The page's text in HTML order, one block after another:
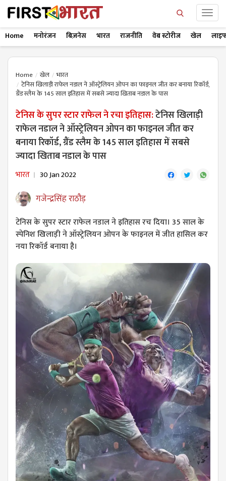
Home मनोरंजन बिज़नेस भारत राजनीति वेब स्टोरीज खेल
Home खेल
भारत
टेनिस खिलाड़ी राफेल नडाल ने ऑस्ट्रेलियन ओपन का फाइनल ​जीत कर बनाया रिकॉर्ड,
ग्रैंड स्लैम के 145 साल इतिहास में सबसे ज्यादा खिताब नडाल के पास
टेनिस के सुपर स्टार राफेल ने रचा इतिहास:टेनिस खिलाड़ी
राफेल नडाल ने ऑस्ट्रेलियन ओपन का फाइनल ​जीत कर
बनाया रिकॉर्ड, ग्रैंड स्लैम के 145 साल इतिहास में सबसे
ज्यादा खिताब नडाल के पास
भारत 30 Jan 2022
गजेन्द्रसिंह राठौड़
टेनिस के सुपर स्टार राफेल नडाल ने इतिहास रच दिया। 35 साल के
स्पेनिश खिलाड़ी ने ऑस्ट्रेलियन ओपन के फाइनल में जीत हासिल कर
नया रिकॉर्ड बनाया है।